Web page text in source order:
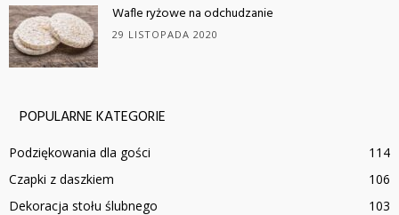
Wafle ryżowe na odchudzanie
29 LISTOPADA 2020
POPULARNE KATEGORIE
Podziękowania dla gości
114
Czapki z daszkiem
106
Dekoracja stołu ślubnego
103